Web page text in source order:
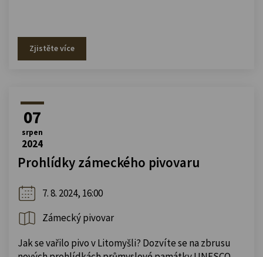
Zjistěte více
07
srpen
2024
Prohlídky zámeckého pivovaru
7. 8. 2024, 16:00
Zámecký pivovar
Jak se vařilo pivo v Litomyšli? Dozvíte se na zbrusu